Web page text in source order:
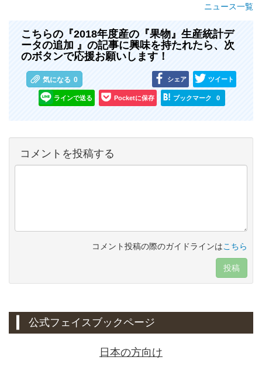
ニュース一覧
こちらの『2018年度産の『果物』生産統計デ
ータの追加 』の記事に興味を持たれたら、次
のボタンで応援お願いします！
気になる 0 シェア ツイート
ラインで送る Pocketに保存 ブックマーク 0
コメントを投稿する
コメント投稿の際のガイドラインはこちら
投稿
公式フェイスブックページ
日本の方向け